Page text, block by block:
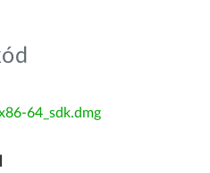
64_sdk.dmg